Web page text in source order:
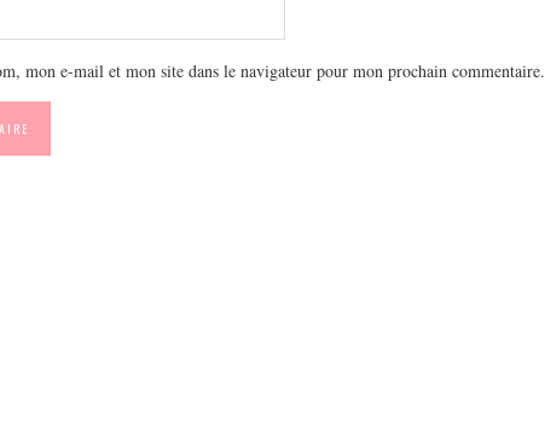
mon e-mail et mon site dans le navigateur pour mon prochain commentaire.